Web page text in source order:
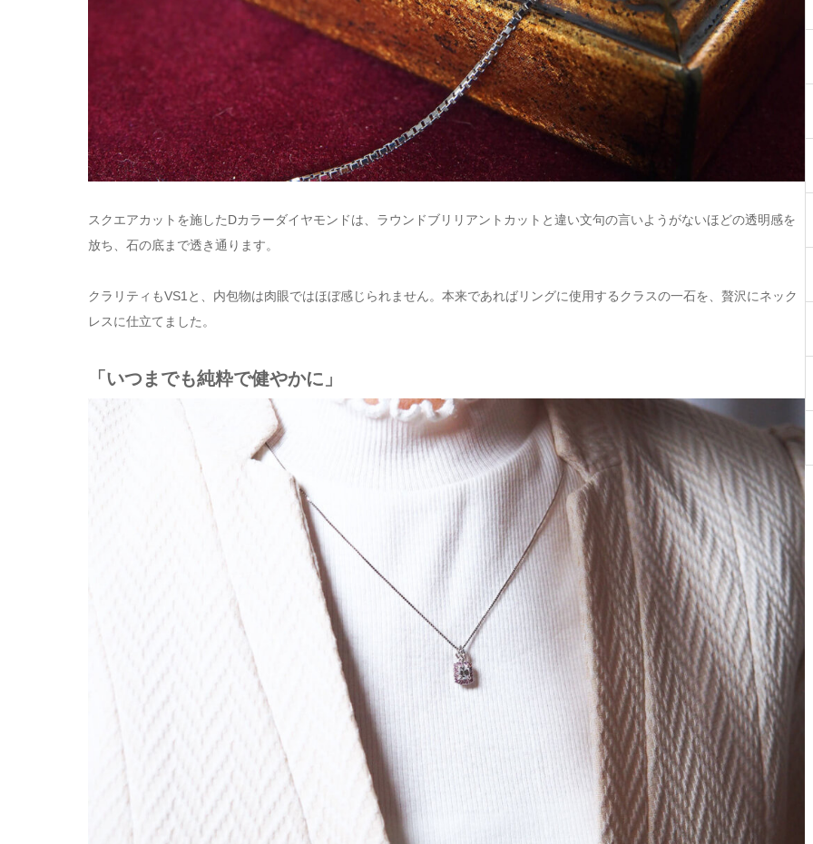
スクエアカットを施したDカラーダイヤモンドは、ラウンドブリリアントカットと違い文句の言いようがないほどの透明感を
放ち、石の底まで透き通ります。
クラリティもVS1と、内包物は肉眼ではほぼ感じられません。本来であればリングに使用するクラスの一石を、贅沢にネック
レスに仕立てました。
「いつまでも純粋で健やかに」